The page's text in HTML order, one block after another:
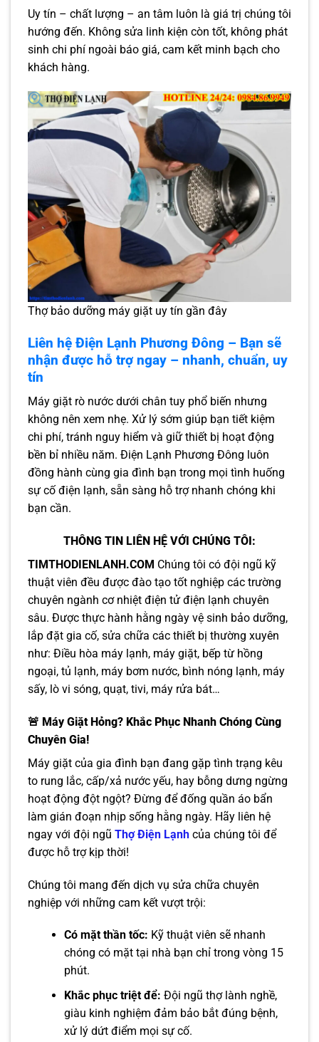
Uy tín – chất lượng – an tâm luôn là giá trị chúng tôi
hướng đến. Không sửa linh kiện còn tốt, không phát
sinh chi phí ngoài báo giá, cam kết minh bạch cho
khách hàng.
Thợ bảo dưỡng máy giặt uy tín gần đây
Liên hệ Điện Lạnh Phương Đông – Bạn sẽ
nhận được hỗ trợ ngay – nhanh, chuẩn, uy
tín
Máy giặt rò nước dưới chân tuy phổ biến nhưng
không nên xem nhẹ. Xử lý sớm giúp bạn tiết kiệm
chi phí, tránh nguy hiểm và giữ thiết bị hoạt động
bền bỉ nhiều năm. Điện Lạnh Phương Đông luôn
đồng hành cùng gia đình bạn trong mọi tình huống
sự cố điện lạnh, sẵn sàng hỗ trợ nhanh chóng khi
bạn cần.
THÔNG TIN LIÊN HỆ VỚI CHÚNG TÔI:
TIMTHODIENLANH.COM Chúng tôi có đội ngũ kỹ
thuật viên đều được đào tạo tốt nghiệp các trường
chuyên ngành cơ nhiệt điện tử điện lạnh chuyên
sâu. Được thực hành hằng ngày vệ sinh bảo dưỡng,
lắp đặt gia cố, sửa chữa các thiết bị thường xuyên
như: Điều hòa máy lạnh, máy giặt, bếp từ hồng
ngoại, tủ lạnh, máy bơm nước, bình nóng lạnh, máy
sấy, lò vi sóng, quạt, tivi, máy rửa bát…
🚨 Máy Giặt Hỏng? Khắc Phục Nhanh Chóng Cùng
Chuyên Gia!
Máy giặt của gia đình bạn đang gặp tình trạng kêu
to rung lắc, cấp/xả nước yếu, hay bỗng dưng ngừng
hoạt động đột ngột? Đừng để đống quần áo bẩn
làm gián đoạn nhịp sống hằng ngày. Hãy liên hệ
ngay với đội ngũ Thợ Điện Lạnh của chúng tôi để
được hỗ trợ kịp thời!
Chúng tôi mang đến dịch vụ sửa chữa chuyên
nghiệp với những cam kết vượt trội:
Có mặt thần tốc: Kỹ thuật viên sẽ nhanh
chóng có mặt tại nhà bạn chỉ trong vòng 15
phút.
Khắc phục triệt để: Đội ngũ thợ lành nghề,
giàu kinh nghiệm đảm bảo bắt đúng bệnh,
xử lý dứt điểm mọi sự cố.